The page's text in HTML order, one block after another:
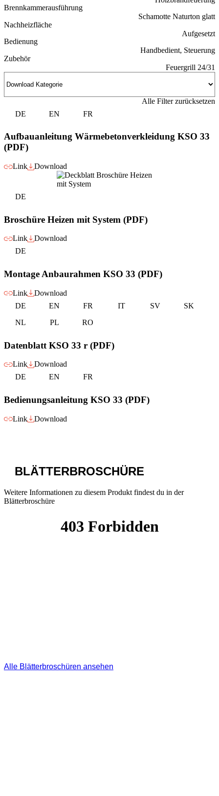
Brennkammerausführung
Schamotte Naturton glatt
Nachheizfläche
Aufgesetzt
Bedienung
Handbedient, Steuerung
Zubehör
Feuergrill 24/31
Alle Filter zurücksetzen
DE
EN FR
Aufbauanleitung Wärmebetonverkleidung KSO 33
(PDF)
Link Download
DE
Broschüre Heizen mit System (PDF)
Link
Download
DE
Montage Anbaurahmen KSO 33 (PDF)
Link
Download
DE
EN FR IT SV
SK
NL
PL RO
Datenblatt KSO 33 r (PDF)
Link
Download
DE
EN FR
Bedienungsanleitung KSO 33 (PDF)
Link Download
BLÄTTERBROSCHÜRE
Weitere Informationen zu diesem Produkt findest du in der
Blätterbroschüre
Alle Blätterbroschüren ansehen